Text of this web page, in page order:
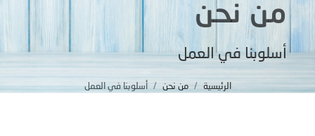
من نحن
أسلوبنا في العمل
الرئيسية من نحن أسلوبنا في العمل